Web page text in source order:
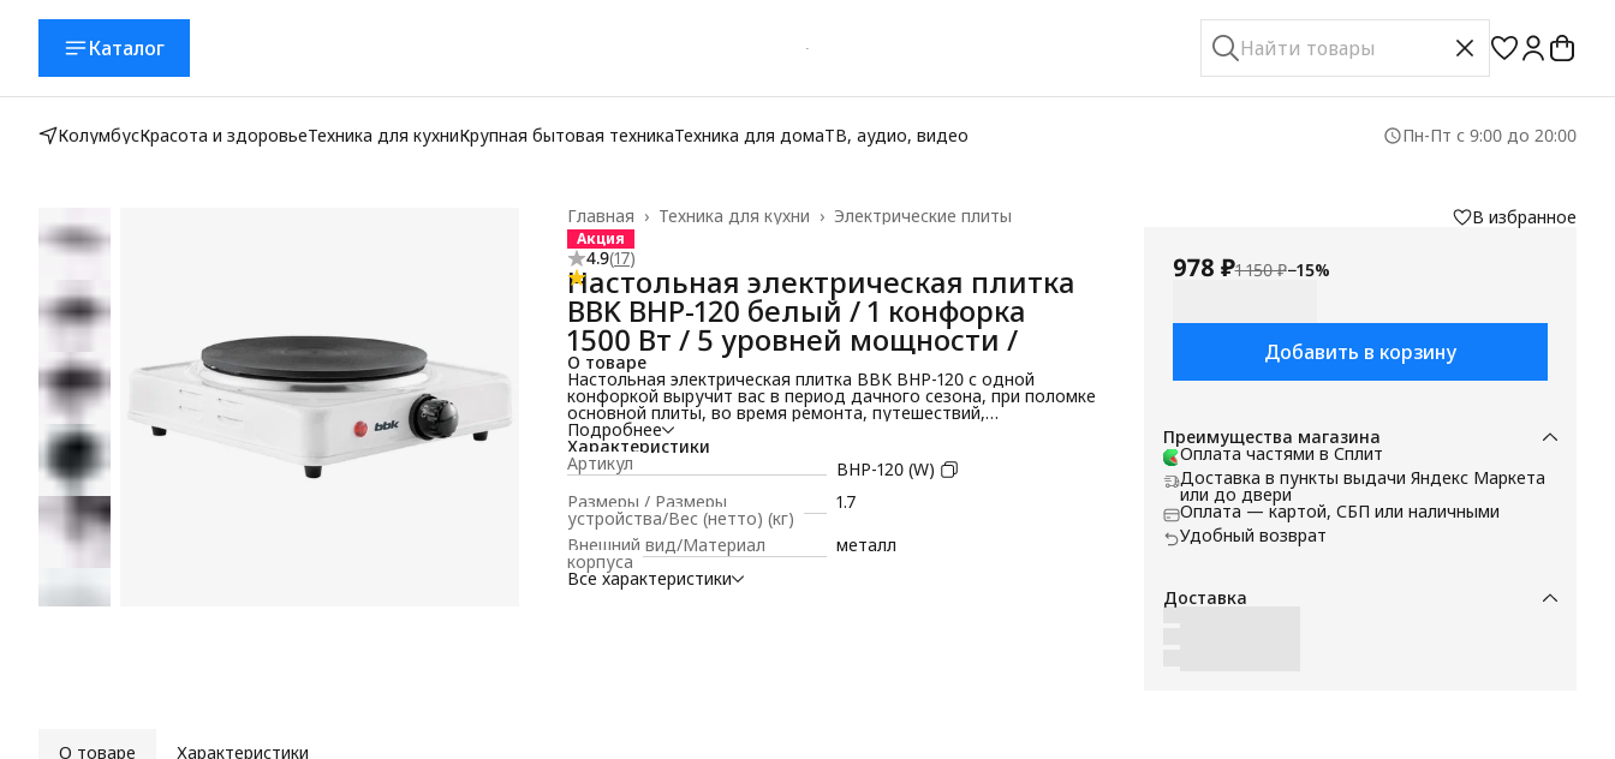
Каталог
КолумбусКрасота и здоровьеТехника для кухниКрупная бытовая техникаТехника для домаТВ, аудио, видео Пн-Пт с 9:00 до 20:00
Электрические плиты
Техника для кухни ›
Главная ›
Акция
4.9(17)
Настольная электрическая плитка
BBK BHP-120 белый / 1 конфорка
1500 Вт / 5 уровней мощности /
О товаре
Настольная электрическая плитка BBK BHP-120 с одной
конфоркой выручит вас в период дачного сезона, при поломке
основной плиты, во время ремонта, путешествий,
неожиданного переезда и заменит стационарную плиту на
маленькой кухне или в общежитии. Устройство надежно
устанавливается на любую ровную поверхность, быстро
подключается к электропитанию и не занимает много места.
Плитка имеет высокую мощность в 1500 Вт, за счет чего
конфорка быстро и равномерно разогревается. Поворотный
регулятор температуры с 5 уровнями мощности и индикатор
включения нагрева эргономично расположены на
фронтальной панели устройства. Конфорка имеет диаметр 185
мм и выполнена из прочного чугуна, который обеспечивает
долговечность, надежность в эксплуатации и легкость в
Подробнее
Характеристики
Артикул
BHP-120 (W)
Размеры / Размеры
устройства/Вес (нетто) (кг)
1.7
Внешний вид/Материал
корпуса
металл
Все характеристики
В избранное
978 ₽1 150 ₽−15%
Добавить в корзину
Преимущества магазина
Оплата частями в Сплит
Доставка в пункты выдачи Яндекс Маркета
или до двери
Оплата — картой, СБП или наличными
Удобный возврат
Доставка
О товаре Характеристики